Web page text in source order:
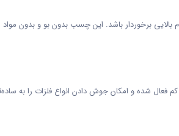
برخوردار باشد. این چسب بدون بو و بدون
فعال شده و امکان جوش دادن انواع فلزات را به